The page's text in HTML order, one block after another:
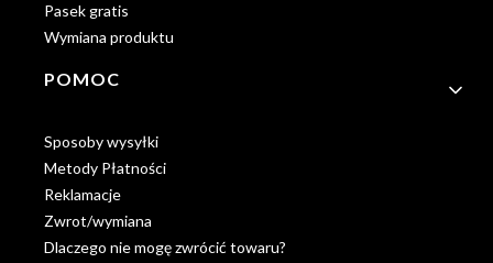
Pasek gratis
Wymiana produktu
POMOC
Sposoby wysyłki
Metody Płatności
Reklamacje
Zwrot/wymiana
Dlaczego nie mogę zwrócić towaru?